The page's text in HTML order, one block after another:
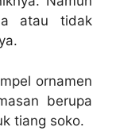
atau tidak
ornamen
berupa
tiang soko.